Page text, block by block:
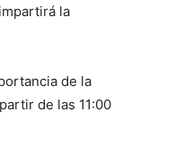
la
de la
de las 11:00